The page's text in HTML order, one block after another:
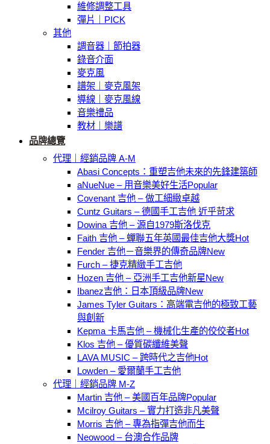
維修調整工具
彈片｜PICK
其他
調音器｜節拍器
錄音介面
麥克風
譜架｜麥克風架
導線｜麥克風線
音樂禮品
教材｜樂譜
品牌總覽
代理｜經銷品牌 A-M
Abasi Concepts：重塑吉他未來的先鋒建築師
aNueNue – 用音樂美好生活
Covenant 吉他 – 做工細緻卓越
Cuntz Guitars – 德國手工吉他 近乎苛求
Dowina 吉他 – 源自1979斯洛伐克
Faith 吉他 – 蟬聯五年英國最佳吉他大獎
Fender 吉他－音樂界的傳奇品牌
Furch – 捷克精緻手工吉他
Hozen 吉他 – 亞洲手工吉他新星
Ibanez吉他：日本頂級品牌
James Tyler Guitars：高端電吉他的極致工藝
與創新
Kepma 卡馬吉他 – 機械化生產的佼佼者
Klos 吉他 – 優質碳纖維美聲
LAVA MUSIC – 跨時代之吉他
Lowden – 愛爾蘭手工吉他
代理｜經銷品牌 M-Z
Martin 吉他 – 美國百年品牌
Mcilroy Guitars – 實力打造非凡美聲
Morris 吉他 – 專為指彈吉他而生
Neowood – 台澳合作品牌